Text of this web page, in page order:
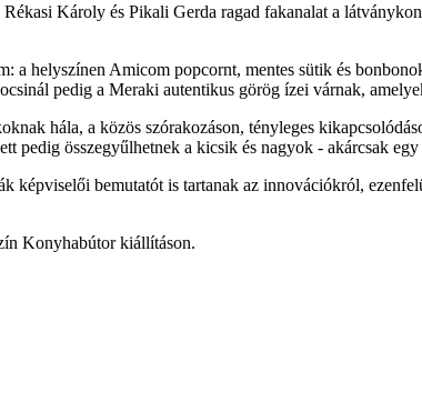
Károly és Pikali Gerda ragad fakanalat a
helyszínen Amicom popcornt, mentes sütik és
pedig a Meraki autentikus görög ízei várnak,
hála, a közös szórakozáson, tényleges
összegyűlhetnek a kicsik és nagyok - akárcsak egy
képviselői bemutatót is tartanak az innovációkról,
Konyhabútor kiállításon.